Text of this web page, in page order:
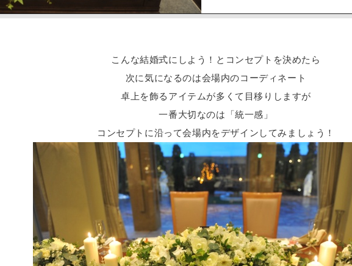
こんな結婚式にしよう！とコンセプトを決めたら
次に気になるのは会場内のコーディネート
卓上を飾るアイテムが多くて目移りしますが
一番大切なのは「統一感」
コンセプトに沿って会場内をデザインしてみましょう！